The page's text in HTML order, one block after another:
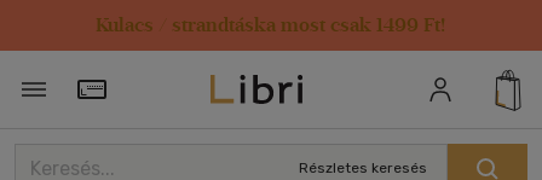
Kulacs / strandtáska most csak 1499 Ft!
Törzsvásárlói Kártya adatai
Részletes keresés